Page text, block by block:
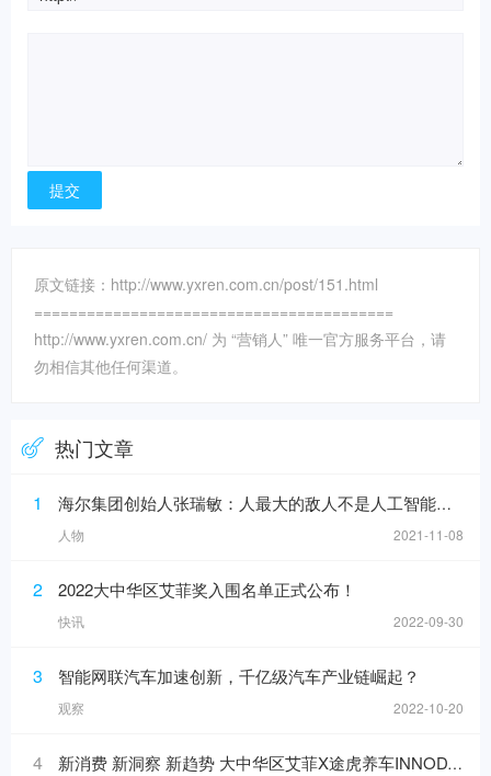
原文链接：http://www.yxren.com.cn/post/151.html
=========================================
http://www.yxren.com.cn/ 为 “营销人” 唯一官方服务平台，请
勿相信其他任何渠道。
热门文章
1 海尔集团创始人张瑞敏：人最大的敌人不是人工智能，而是科层制
人物 2021-11-08
2 2022大中华区艾菲奖入围名单正式公布！
快讯 2022-09-30
3 智能网联汽车加速创新，千亿级汽车产业链崛起？
观察 2022-10-20
4 新消费 新洞察 新趋势 大中华区艾菲X途虎养车INNODAY圆满举办！